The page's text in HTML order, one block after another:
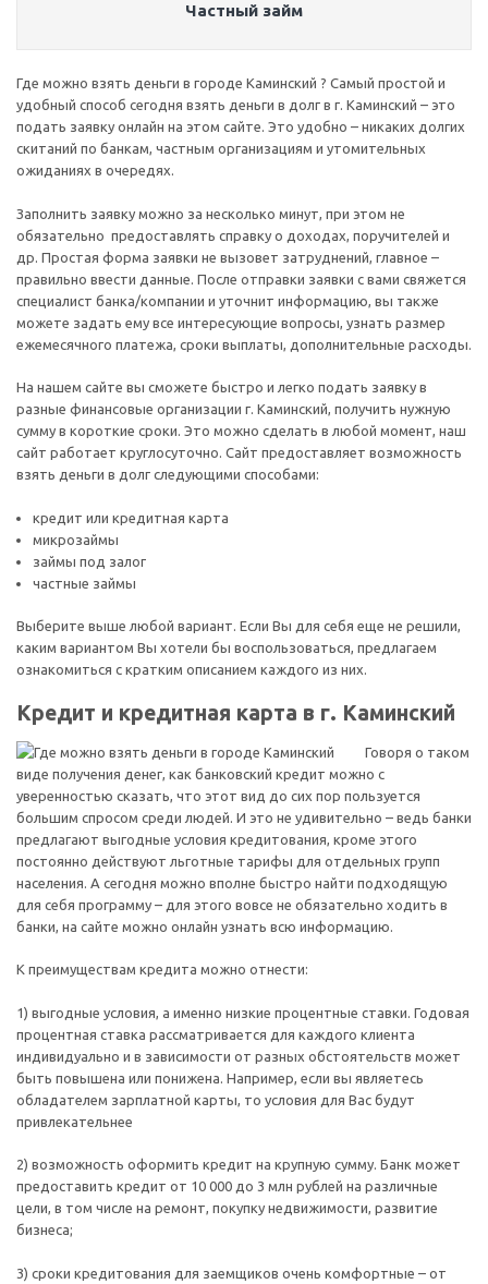
Частный займ
Где можно взять деньги в городе Каминский ? Самый простой и
удобный способ сегодня взять деньги в долг в г. Каминский – это
подать заявку онлайн на этом сайте. Это удобно – никаких долгих
скитаний по банкам, частным организациям и утомительных
ожиданиях в очередях.
Заполнить заявку можно за несколько минут, при этом не
обязательно предоставлять справку о доходах, поручителей и
др. Простая форма заявки не вызовет затруднений, главное –
правильно ввести данные. После отправки заявки с вами свяжется
специалист банка/компании и уточнит информацию, вы также
можете задать ему все интересующие вопросы, узнать размер
ежемесячного платежа, сроки выплаты, дополнительные расходы.
На нашем сайте вы сможете быстро и легко подать заявку в
разные финансовые организации г. Каминский, получить нужную
сумму в короткие сроки. Это можно сделать в любой момент, наш
сайт работает круглосуточно. Сайт предоставляет возможность
взять деньги в долг следующими способами:
кредит или кредитная карта
микрозаймы
займы под залог
частные займы
Выберите выше любой вариант. Если Вы для себя еще не решили,
каким вариантом Вы хотели бы воспользоваться, предлагаем
ознакомиться с кратким описанием каждого из них.
Кредит и кредитная карта в г. Каминский
Говоря о таком
виде получения денег, как банковский кредит можно с
уверенностью сказать, что этот вид до сих пор пользуется
большим спросом среди людей. И это не удивительно – ведь банки
предлагают выгодные условия кредитования, кроме этого
постоянно действуют льготные тарифы для отдельных групп
населения. А сегодня можно вполне быстро найти подходящую
для себя программу – для этого вовсе не обязательно ходить в
банки, на сайте можно онлайн узнать всю информацию.
К преимуществам кредита можно отнести:
1) выгодные условия, а именно низкие процентные ставки. Годовая
процентная ставка рассматривается для каждого клиента
индивидуально и в зависимости от разных обстоятельств может
быть повышена или понижена. Например, если вы являетесь
обладателем зарплатной карты, то условия для Вас будут
привлекательнее
2) возможность оформить кредит на крупную сумму. Банк может
предоставить кредит от 10 000 до 3 млн рублей на различные
цели, в том числе на ремонт, покупку недвижимости, развитие
бизнеса;
3) сроки кредитования для заемщиков очень комфортные – от